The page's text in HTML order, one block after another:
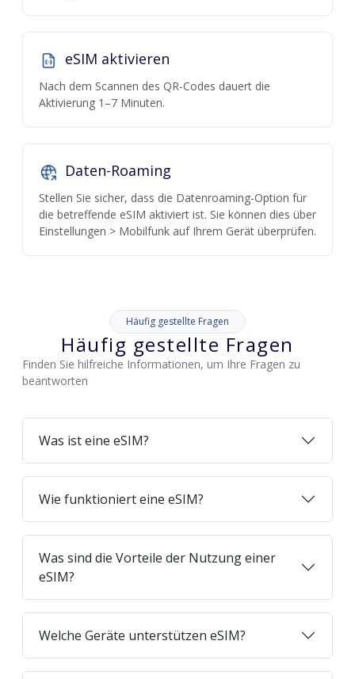
eSIM aktivieren
Nach dem Scannen des QR-Codes dauert die
Aktivierung 1–7 Minuten.
Daten-Roaming
Stellen Sie sicher, dass die Datenroaming-Option für
die betreffende eSIM aktiviert ist. Sie können dies über
Einstellungen > Mobilfunk auf Ihrem Gerät überprüfen.
Häufig gestellte Fragen
Häufig gestellte Fragen
Finden Sie hilfreiche Informationen, um Ihre Fragen zu
beantworten
Was ist eine eSIM?
Wie funktioniert eine eSIM?
Was sind die Vorteile der Nutzung einer
eSIM?
Welche Geräte unterstützen eSIM?